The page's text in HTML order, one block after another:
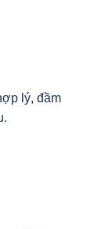
lý, đầm